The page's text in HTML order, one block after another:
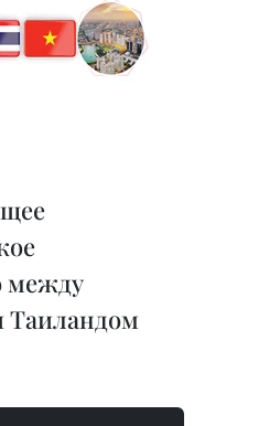
между
Таиландом